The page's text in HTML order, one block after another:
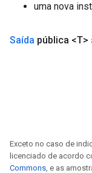
uma nova
Saída pública <T>
Exceto no caso de
licenciado de acordo
Commons, e as